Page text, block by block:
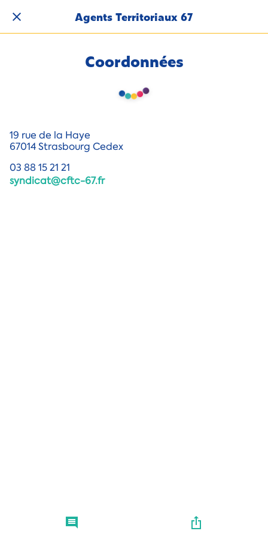
Agents Territoriaux 67
Coordonnées
19 rue de la Haye
67014 Strasbourg Cedex
03 88 15 21 21
syndicat@cftc-67.fr